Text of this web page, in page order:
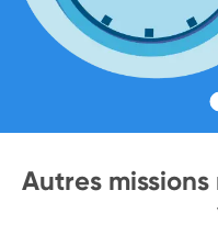
Autres